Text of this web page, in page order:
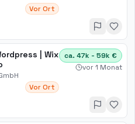
Vor Ort
| Wix
Vor Ort
ca. 47k - 59k €
vor 1 Monat